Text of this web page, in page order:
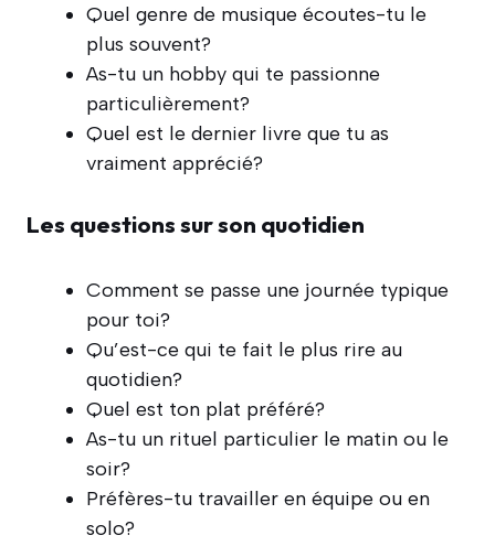
Quel genre de musique écoutes-tu le
plus souvent?
As-tu un hobby qui te passionne
particulièrement?
Quel est le dernier livre que tu as
vraiment apprécié?
Les questions sur son quotidien
Comment se passe une journée typique
pour toi?
Qu’est-ce qui te fait le plus rire au
quotidien?
Quel est ton plat préféré?
As-tu un rituel particulier le matin ou le
soir?
Préfères-tu travailler en équipe ou en
solo?